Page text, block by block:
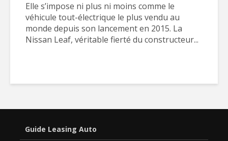
Elle s’impose ni plus ni moins comme le
véhicule tout-électrique le plus vendu au
monde depuis son lancement en 2015. La
Nissan Leaf, véritable fierté du constructeur...
Guide Leasing Auto